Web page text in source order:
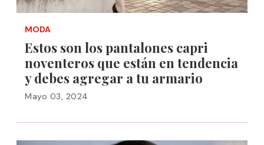
MODA
Estos son los pantalones capri
noventeros que están en tendencia
y debes agregar a tu armario
Mayo 03, 2024